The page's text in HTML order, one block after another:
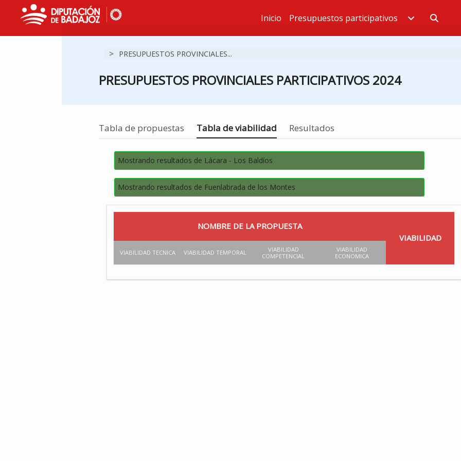
Estás en
Inicio Presupuestos participativos
> PRESUPUESTOS PROVINCIALES...
PRESUPUESTOS PROVINCIALES PARTICIPATIVOS 2024
Tabla de propuestas Estás en
Tabla de viabilidad Resultados
Mostrando resultados de Lácara - Los Baldíos
Mostrando resultados de Fuenlabrada de los Montes
NOMBRE DE LA PROPUESTA
VIABILIDAD
VIABILIDAD TECNICA VIABILIDAD TEMPORAL
VIABILIDAD
COMPETENCIAL
VIABILIDAD
ECONOMICA